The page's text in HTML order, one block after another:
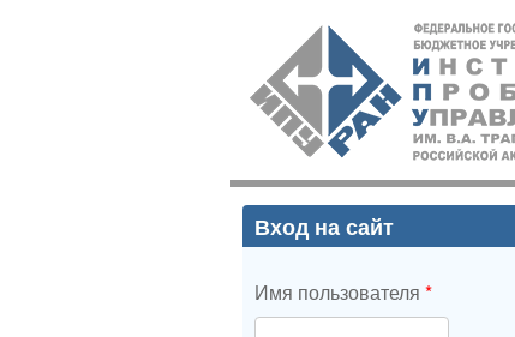
ИПУ
РАН
Вход на сайт
Имя пользователя *